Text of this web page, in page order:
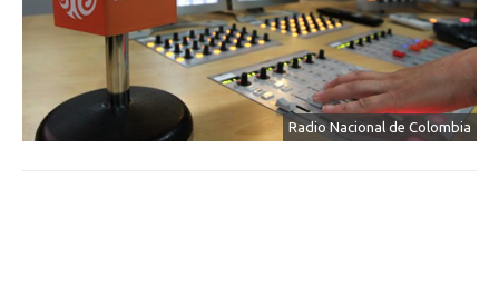
Radio Nacional de Colombia